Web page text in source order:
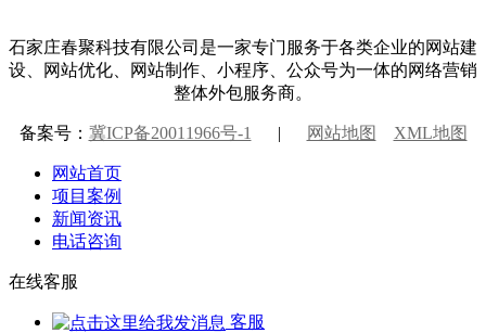
石家庄春聚科技有限公司是一家专门服务于各类企业的网站建
设、网站优化、网站制作、小程序、公众号为一体的网络营销
整体外包服务商。
备案号： 冀ICP备20011966号-1 | 网站地图 XML地图
网站首页
项目案例
新闻资讯
电话咨询
在线客服
客服